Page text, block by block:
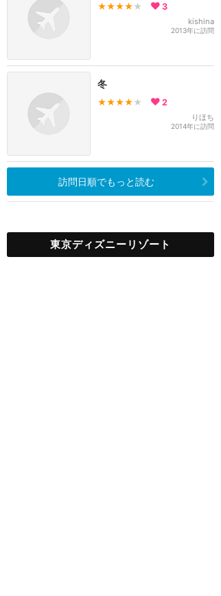
★★★★ ★ 3
kishina
2013年に訪問
冬
★★★★ ★ 2
りほち
2014年に訪問
訪問日順でもっと読む
東京ディズニーリゾート